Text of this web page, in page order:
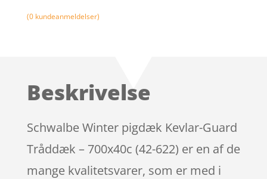
(0kundeanmeldelser)
Beskrivelse
Schwalbe Winter pigdæk Kevlar-Guard
Tråddæk – 700x40c (42-622) er en af de
mange kvalitetsvarer, som er med i